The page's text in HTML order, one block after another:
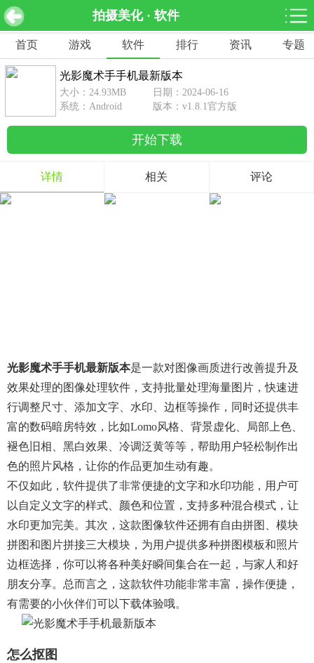
拍摄美化 · 软件
网游分类 软件分类
休闲益智
462款游戏
赛车竞速
122款游戏
1642款游戏
动作射击
351款游戏
69款游戏
经营养成
首页 游戏 软件 排行 资讯 专题
光影魔术手手机最新版本 v1.8.1官方版 下载
光影魔术手手机最新版本
大小：24.93MB
日期：2024-06-16
系统：Android
版本：v1.8.1官方版
开始下载
详情 相关 评论
光影魔术手手机最新版本是一款对图像画质进行改善提升及
效果处理的图像处理软件，支持批量处理海量图片，快速进
行调整尺寸、添加文字、水印、边框等操作，同时还提供丰
富的数码暗房特效，比如Lomo风格、背景虚化、局部上色、
褪色旧相、黑白效果、冷调泛黄等等，帮助用户轻松制作出
色的照片风格，让你的作品更加生动有趣。
不仅如此，软件提供了非常便捷的文字和水印功能，用户可
以自定义文字的样式、颜色和位置，支持多种混合模式，让
水印更加完美。其次，这款图像软件还拥有自由拼图、模块
拼图和图片拼接三大模块，为用户提供多种拼图模板和照片
边框选择，你可以将各种美好瞬间集合在一起，与家人和好
朋友分享。总而言之，这款软件功能非常丰富，操作便捷，
有需要的小伙伴们可以下载体验哦。
怎么抠图